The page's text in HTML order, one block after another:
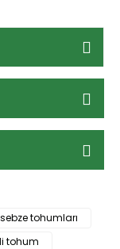
tohumları
tohum